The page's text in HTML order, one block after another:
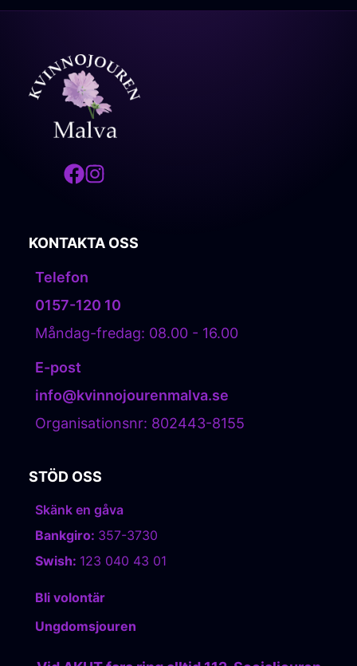
KONTAKTA OSS
Telefon
0157-120 10
Måndag-fredag: 08.00 - 16.00
E-post
info@kvinnojourenmalva.se
Organisationsnr: 802443-8155
STÖD OSS
Skänk en gåva
Bankgiro: 357-3730
Swish: 123 040 43 01
Bli volontär
Ungdomsjouren